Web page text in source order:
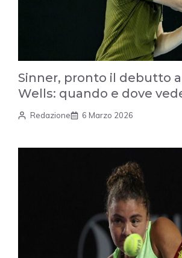
Sinner, pronto il debutto
Wells: quando e dove
Redazione 6 Marzo 2026